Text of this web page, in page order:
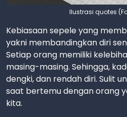
Ilustrasi quotes
Kebiasaan sepele yang
yakni membandingkan diri
Setiap orang memiliki
masing-masing. Sehingga,
dengki, dan rendah diri. Sulit
saat bertemu dengan orang
kita.